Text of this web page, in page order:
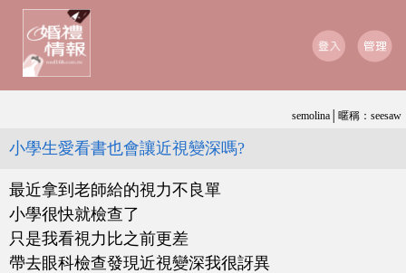
semolina│暱稱：seesaw
小學生愛看書也會讓近視變深嗎?
最近拿到老師給的視力不良單
小學很快就檢查了
只是我看視力比之前更差
帶去眼科檢查發現近視變深我很訝異